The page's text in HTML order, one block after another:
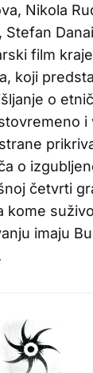
Nikola
Stefan
film
koji
o
i
o
četvrti
kome
imaju